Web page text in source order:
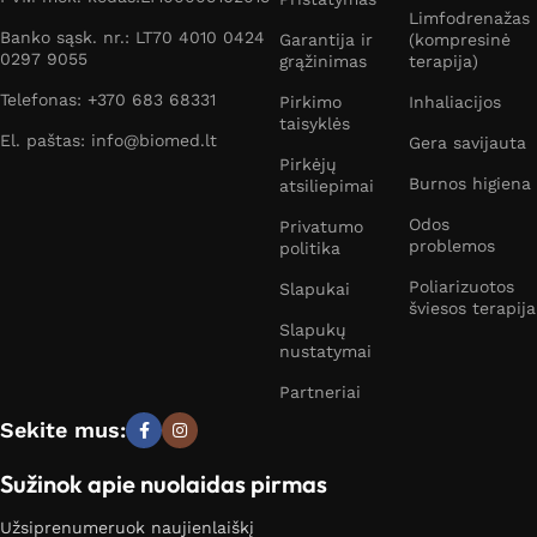
įsigyti internetu. Kartu su prekių aprašymais svetainėje
rasite inhaliatorių kainas bei akcijas. Taip pat turime ką
pasiūlyti ir tiems, kurie nori įsigyti inhaliatorių pigiau.
Naudokite inhaliatorius ir mėgaukitės lengvu kvėpavimu
kiekvieną dieną.
Nuspręsti, koks inhaliatorius geriausias, padės
atsakymas į kelis klausimus. Pirmiausia, įvertinkite,
kokio amžiaus asmenys naudosis prietaisu . Ar
prietaisas bus skirtas tik vaikams, o gal tik
visiems šeimos nariams, rinkitės universalų – tokių
rinkoje daug. Jei aparatą naudos vaikai, prioritetą teikite
veikiantiems tyliau, nes mažesni vaikai gali bijoti
skleidžiamo garso.
Banko sąsk. nr.: LT70 4010 0424
0297 9055
Telefonas: +370 683 68331
El. paštas: info@biomed.lt
Garantija ir
grąžinimas
Pirkimo
taisyklės
Pirkėjų
atsiliepimai
Privatumo
politika
Slapukai
Slapukų
nustatymai
Partneriai
Limfodrenažas
(kompresinė
terapija)
Inhaliacijos
Gera savijauta
Burnos higiena
Odos
problemos
Poliarizuotos
šviesos terapija
Sekite mus:
Sužinok apie nuolaidas pirmas
Užsiprenumeruok naujienlaiškį